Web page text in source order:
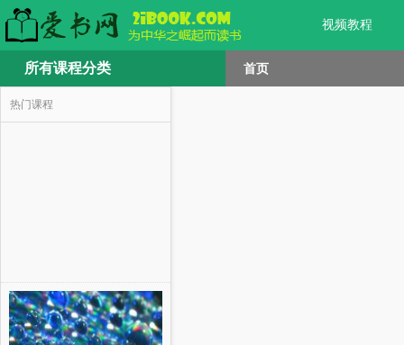
视频教程
所有课程分类 首页
热门课程